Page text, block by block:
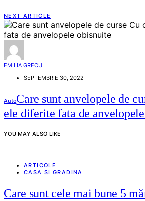
NEXT ARTICLE
EMILIA GRECU
SEPTEMBRIE 30, 2022
AutoCare sunt anvelopele de
ele diferite fata de
YOU MAY ALSO LIKE
ARTICOLE
CASA SI GRADINA
Care sunt cele mai bune 5